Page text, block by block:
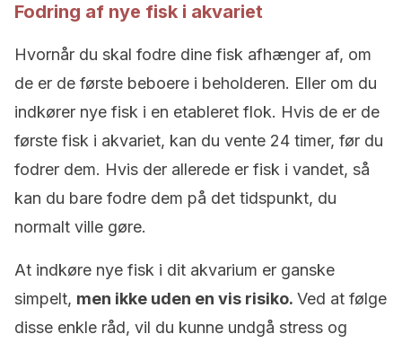
Fodring af nye fisk i akvariet
Hvornår du skal fodre dine fisk afhænger af, om
de er de første beboere i beholderen. Eller om du
indkører nye fisk i en etableret flok. Hvis de er de
første fisk i akvariet, kan du vente 24 timer, før du
fodrer dem. Hvis der allerede er fisk i vandet, så
kan du bare fodre dem på det tidspunkt, du
normalt ville gøre.
At indkøre nye fisk i dit akvarium er ganske
simpelt, men ikke uden en vis risiko. Ved at følge
disse enkle råd, vil du kunne undgå stress og